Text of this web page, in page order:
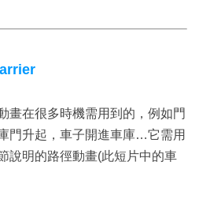
畫在很多時機需用到的，例如門
門升起，車子開進車庫…它需用
說明的路徑動畫(此短片中的車